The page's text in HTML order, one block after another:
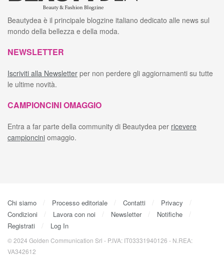
Beautydea è il principale blogzine italiano dedicato alle news sul
mondo della bellezza e della moda.
NEWSLETTER
Iscriviti alla Newsletter per non perdere gli aggiornamenti su tutte
le ultime novità.
CAMPIONCINI OMAGGIO
Entra a far parte della community di Beautydea per ricevere
campioncini omaggio.
Chi siamo Processo editoriale Contatti
Privacy
Condizioni
Lavora con noi Newsletter
Notifiche
Registrati
Log In
© 2024 Golden Communication Srl - P.IVA: IT03331940126 - N.REA:
VA342612